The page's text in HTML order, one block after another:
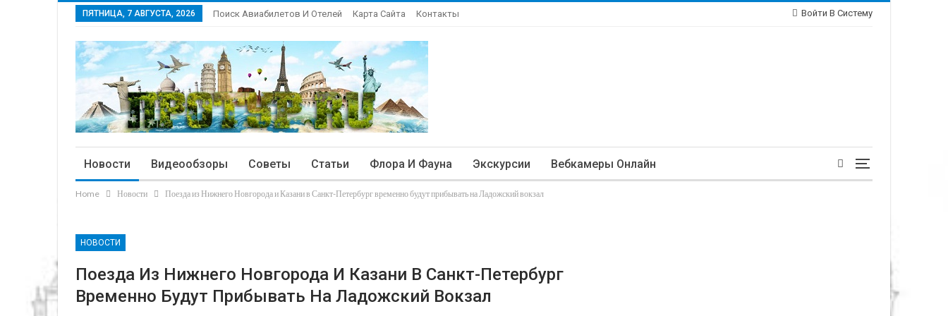
Войти В Систему
ПЯТНИЦА, 7 АВГУСТА, 2026 Поиск Авиабилетов И Отелей Карта Сайта Контакты
Новости Видеообзоры Советы Статьи Флора И Фауна Экскурсии Вебкамеры Онлайн
Home Новости Поезда из Нижнего Новгорода и Казани в Санкт-Петербург временно будут прибывать на Ладожский вокзал
НОВОСТИ
Поезда Из Нижнего Новгорода И Казани В Санкт-Петербург
Временно Будут Прибывать На Ладожский Вокзал